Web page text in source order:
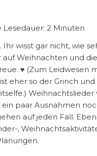
2 Minuten
Ihr wisst gar nicht, wie
auf Weihnachten und die
♥ (Zum Leidwesen
eher so der Grinch
Weihnachtslieder
paar Ausnahmen
auf jeden Fall.
,